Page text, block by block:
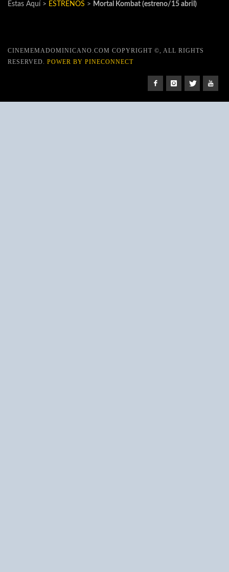
Estas Aquí > ESTRENOS > Mortal Kombat (estreno/15 abril)
CINEMEMADOMINICANO.COM COPYRIGHT ©, ALL RIGHTS
RESERVED. POWER BY PINECONNECT